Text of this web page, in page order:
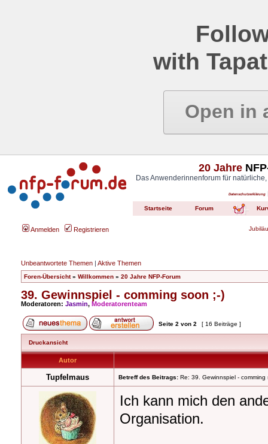
with
Open in
20 Jahre
Das Anwenderinnenforum für
Datenschutzerklärung
Startseite Forum
Anmelden Registrieren
Unbeantwortete Themen | Aktive Themen
Foren-Übersicht» Willkommen » 20 Jahre NFP-Forum
39. Gewinnspiel - comming soon ;-)
Moderatoren: Jasmin, Moderatorenteam
Seite 2 von 2 [ 16 Beiträge ]
Druckansicht
Autor
Tupfelmaus Betreff des Beitrags: Re: 39. Gewinnspiel - comming
Ich kann mich den
Organisation.